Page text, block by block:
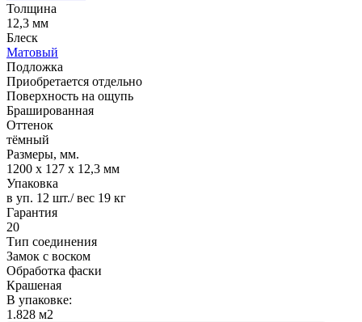
Толщина
12,3 мм
Блеск
Матовый
Подложка
Приобретается отдельно
Поверхность на ощупь
Брашированная
Оттенок
тёмный
Размеры, мм.
1200 х 127 х 12,3 мм
Упаковка
в уп. 12 шт./ вес 19 кг
Гарантия
20
Тип соединения
Замок с воском
Обработка фаски
Крашеная
В упаковке:
1.828 м2